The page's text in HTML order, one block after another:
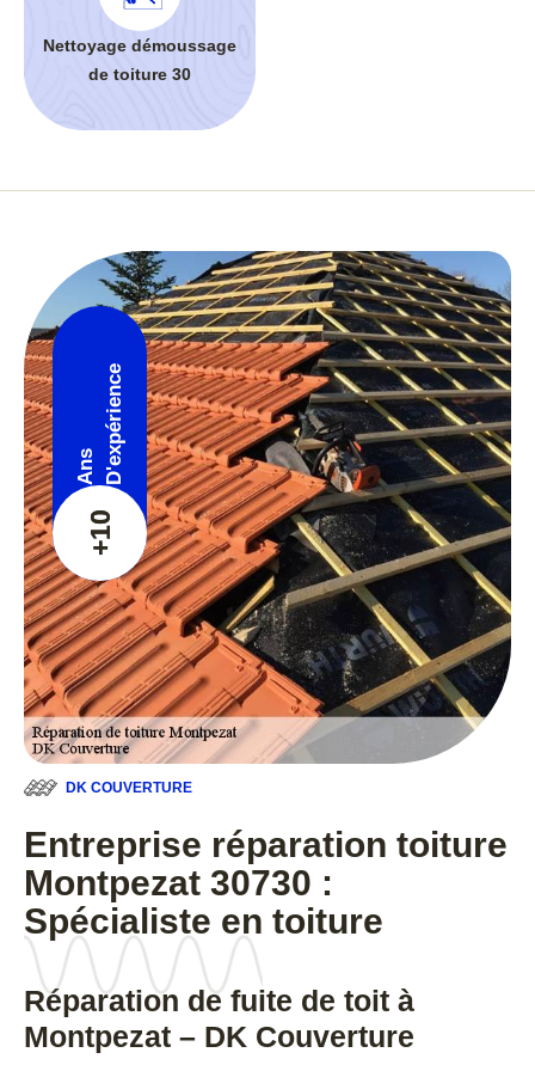
Nettoyage démoussage
de toiture 30
+10
Ans D'expérience
DK COUVERTURE
Entreprise réparation toiture
Montpezat 30730 :
Spécialiste en toiture
Réparation de fuite de toit à
Montpezat – DK Couverture